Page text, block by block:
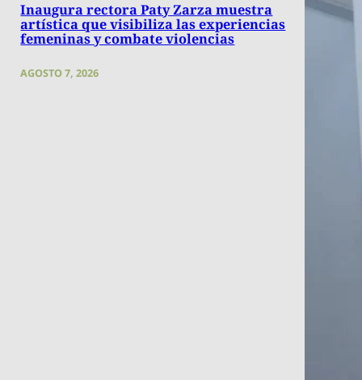
Inaugura rectora Paty Zarza muestra
artística que visibiliza las experiencias
femeninas y combate violencias
AGOSTO 7, 2026